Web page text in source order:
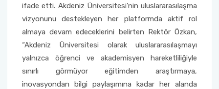
ifade etti. Akdeniz Üniversitesi’nin uluslararasılaşma
vizyonunu destekleyen her platformda aktif rol
almaya devam edeceklerini belirten Rektör Özkan,
“Akdeniz Üniversitesi olarak uluslararasılaşmayı
yalnızca öğrenci ve akademisyen hareketliliğiyle
sınırlı görmüyor eğitimden araştırmaya,
inovasyondan bilgi paylaşımına kadar her alanda